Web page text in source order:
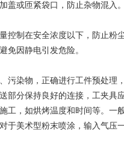
盖或匝紧袋口，防止杂物混入。
制在安全浓度以下，防止粉尘
免因静电引发危险。
染物，正确进行工件预处理
分保持良好的连接，工夹具
工，如烘烤温度和时间等。
于美术型粉末喷涂，输入气